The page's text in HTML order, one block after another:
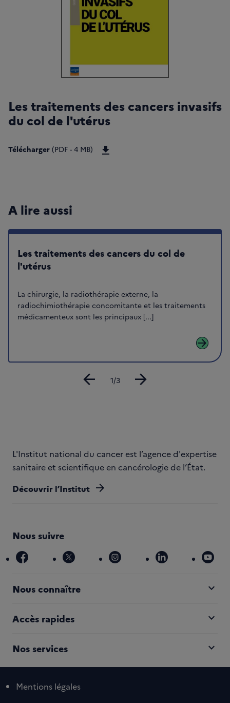
Les traitements des cancers invasifs
du col de l'utérus
Télécharger (PDF - 4 MB)
A lire aussi
Les traitements des cancers du col de
l'utérus
La chirurgie, la radiothérapie externe, la
radiochimiothérapie concomitante et les traitements
médicamenteux sont les principaux [...]
arrow_forward
arrow_back arrow_forward
Diapositive
1/3
L'Institut national du cancer est l’agence d'expertise
sanitaire et scientifique en cancérologie de l’État.
Découvrir l’Institut arrow_forward
Nous suivre
facebook x instagram linkedin
Nous connaître expand_more
Accès rapides expand_more
Nos services expand_more
Mentions légales